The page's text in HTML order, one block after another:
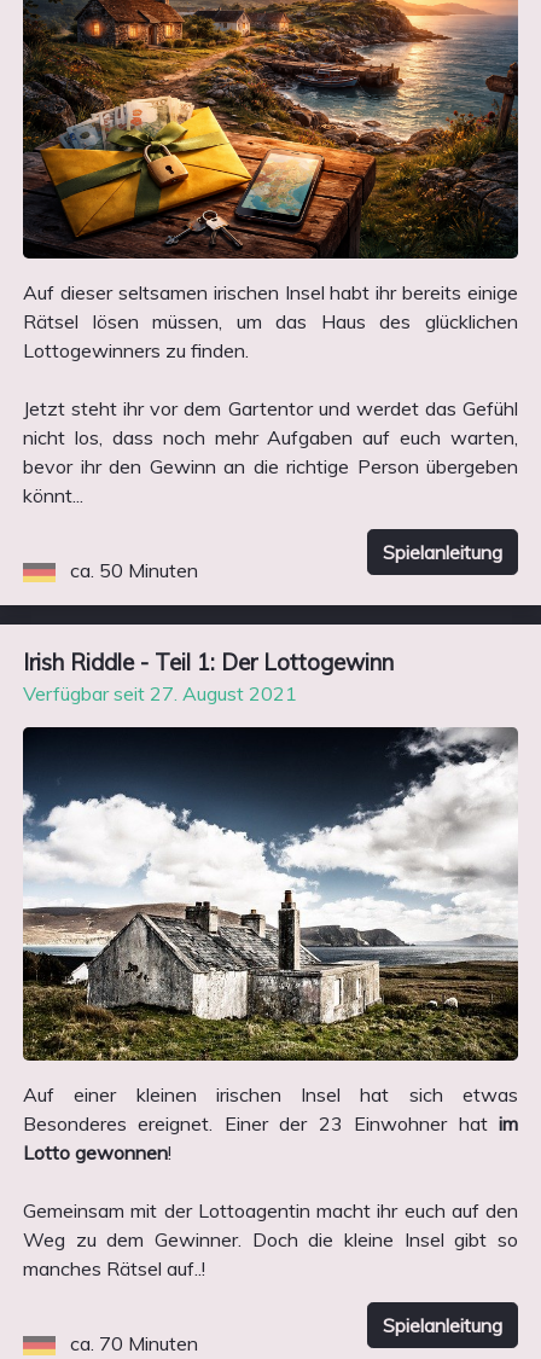
Auf dieser seltsamen irischen Insel habt ihr bereits einige
Rätsel lösen müssen, um das Haus des glücklichen
Lottogewinners zu finden.
Jetzt steht ihr vor dem Gartentor und werdet das Gefühl
nicht los, dass noch mehr Aufgaben auf euch warten,
bevor ihr den Gewinn an die richtige Person übergeben
könnt...
ca. 50 Minuten
Spielanleitung
Irish Riddle - Teil 1: Der Lottogewinn
Verfügbar seit 27. August 2021
Auf einer kleinen irischen Insel hat sich etwas
Besonderes ereignet. Einer der 23 Einwohner hat im
Lotto gewonnen!
Gemeinsam mit der Lottoagentin macht ihr euch auf den
Weg zu dem Gewinner. Doch die kleine Insel gibt so
manches Rätsel auf..!
ca. 70 Minuten
Spielanleitung